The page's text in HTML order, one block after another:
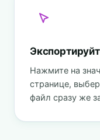
Нажмите на
странице,
файл сразу же